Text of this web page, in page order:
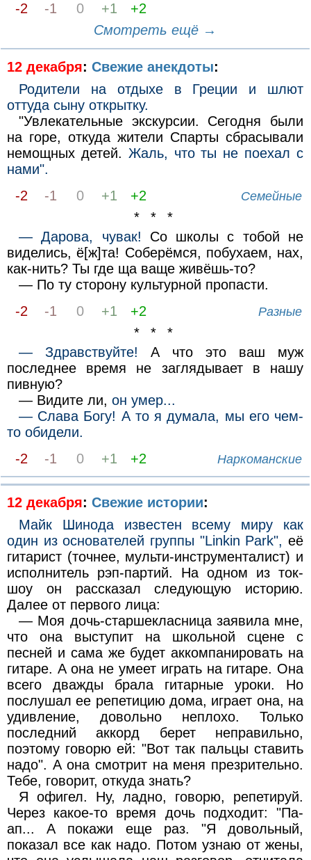
-2 -1 0 +1
+2
Смотреть ещё →
12 декабря: Свежие анекдоты:
Родители на отдыхе в Греции и шлют
оттуда сыну открытку.
"Увлекательные экскурсии. Сегодня были
на горе, откуда жители Спарты сбрасывали
немощных детей. Жаль, что ты не поехал с
нами".
-2
-1 0 +1 +2 Семейные
* * *
— Дарова, чувак! Со школы с тобой не
виделись, ё[ж]та! Соберёмся, побухаем, нах,
как-нить? Ты где ща ваще живёшь-то?
— По ту сторону культурной пропасти.
-2
-1 0 +1 +2 Разные
* * *
— Здравствуйте! А что это ваш муж
последнее время не заглядывает в нашу
пивную?
— Видите ли,он умер...
— Слава Богу! А то я думала, мы его чем-
то обидели.
-2
-1 0 +1 +2 Наркоманские
12 декабря: Свежие истории:
Майк Шинода известен всему миру как
один из основателей группы "Linkin Park", её
гитарист (точнее, мульти-инструменталист) и
исполнитель рэп-партий. На одном из ток-
шоу он рассказал следующую историю.
Далее от первого лица:
— Моя дочь-старшекласница заявила мне,
что она выступит на школьной сцене с
песней и сама же будет аккомпанировать на
гитаре. А она не умеет играть на гитаре. Она
всего дважды брала гитарные уроки. Но
послушал ее репетицию дома, играет она, на
удивление, довольно неплохо. Только
последний аккорд берет неправильно,
поэтому говорю ей: "Вот так пальцы ставить
надо". А она смотрит на меня презрительно.
Тебе, говорит, откуда знать?
Я офигел. Ну, ладно, говорю, репетируй.
Через какое-то время дочь подходит: "Па-
ап... А покажи еще раз. "Я довольный,
показал все как надо. Потом узнаю от жены,